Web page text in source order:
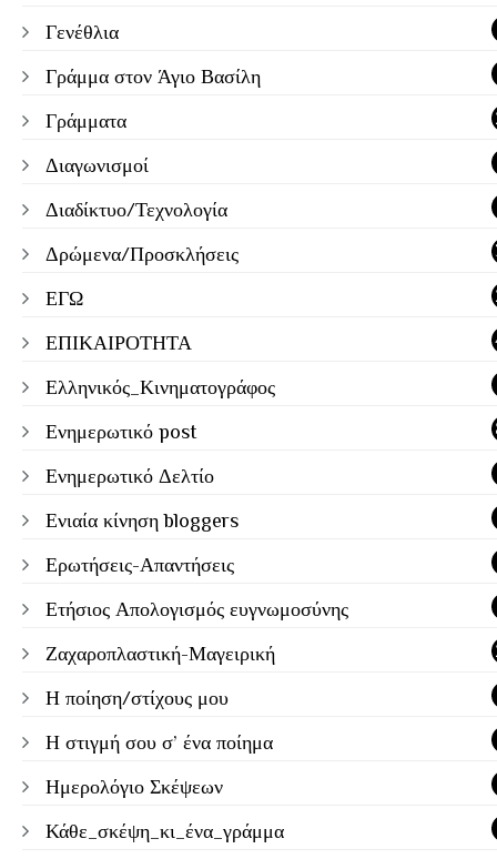
Γενέθλια
Γράμμα στον Άγιο Βασίλη
Γράμματα
Διαγωνισμοί
Διαδίκτυο/Τεχνολογία
Δρώμενα/Προσκλήσεις
ΕΓΩ
ΕΠΙΚΑΙΡΟΤΗΤΑ
Ελληνικός_Κινηματογράφος
Ενημερωτικό post
Ενημερωτικό Δελτίο
Ενιαία κίνηση bloggers
Ερωτήσεις-Απαντήσεις
Ετήσιος Απολογισμός ευγνωμοσύνης
Ζαχαροπλαστική-Μαγειρική
Η ποίηση/στίχους μου
Η στιγμή σου σ’ ένα ποίημα
Ημερολόγιο Σκέψεων
Κάθε_σκέψη_κι_ένα_γράμμα